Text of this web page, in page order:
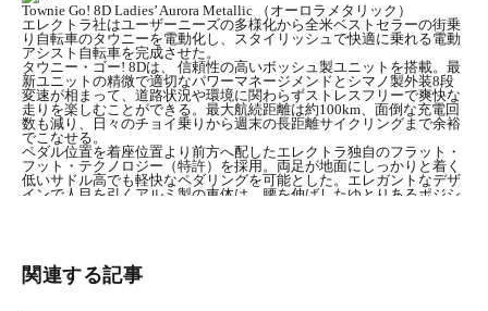
Townie Go! 8D Ladies’ Aurora Metallic （オーロラメタリック）
エレクトラ社はユーザーニーズの多様化から全米ベストセラーの街乗
り自転車のタウニーを電動化し、スタイリッシュで快適に乗れる電動
アシスト自転車を完成させた。
タウニー・ゴー! 8Dは、 信頼性の高いボッシュ製ユニットを搭載。最
新ユニットの精微で適切なパワーマネージメンドとシマノ製外装8段
変速が相まって、道路状況や環境に関わらずストレスフリーで爽快な
走りを楽しむことができる。最大航続距離は約100km、面倒な充電回
数も減り、日々のチョイ乗りから週末の長距離サイクリングまで余裕
でこなせる。
ペダル位置を着座位置より前方へ配したエレクトラ独自のフラット・
フット・テクノロジー（特許）を採用。両足が地面にしっかりと着く
低いサドル高でも軽快なペダリングを可能とした。エレガントなデザ
インで人目を引くアルミ製の車体は、腰を伸ばしたゆとりあるポジシ
な品質管理体制の整ったドイツ工場にて組み立てられ、日本へデリバ
リーされている。
関連する記事